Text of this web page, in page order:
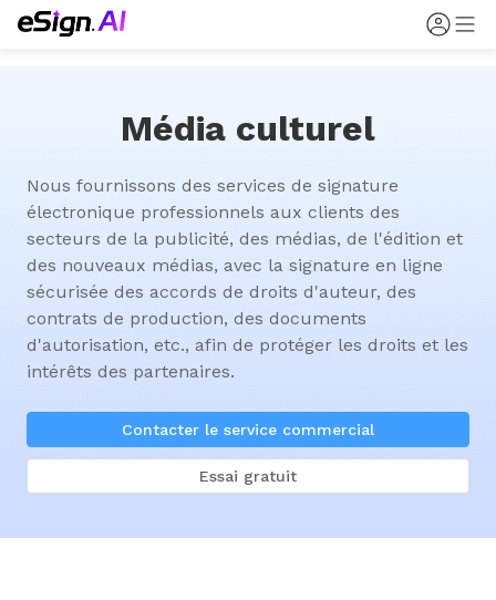
Média culturel
Nous fournissons des services de signature
électronique professionnels aux clients des
secteurs de la publicité, des médias, de l'édition et
des nouveaux médias, avec la signature en ligne
sécurisée des accords de droits d'auteur, des
contrats de production, des documents
d'autorisation, etc., afin de protéger les droits et les
intérêts des partenaires.
Contacter le service commercial
Essai gratuit